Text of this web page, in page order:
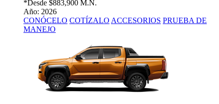
*Desde $883,900 M.N.
Año: 2026
CONÓCELO COTÍZALO ACCESORIOS PRUEBA DE
MANEJO